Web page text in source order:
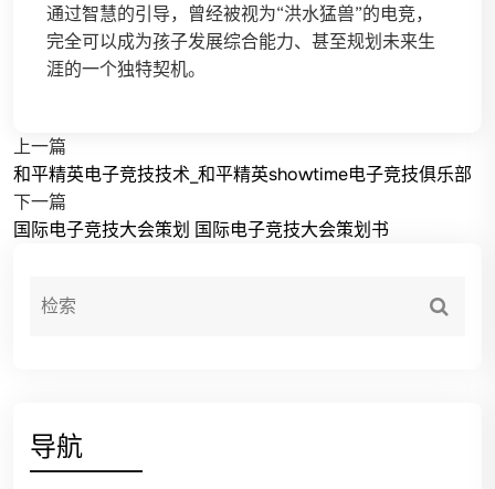
通过智慧的引导，曾经被视为“洪水猛兽”的电竞，
完全可以成为孩子发展综合能力、甚至规划未来生
涯的一个独特契机。
上一篇
和平精英电子竞技技术_和平精英showtime电子竞技俱乐部
下一篇
国际电子竞技大会策划 国际电子竞技大会策划书
导航